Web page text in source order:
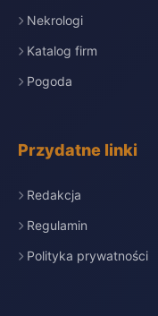
Nekrologi
Katalog firm
Pogoda
Przydatne linki
Redakcja
Regulamin
Polityka prywatności